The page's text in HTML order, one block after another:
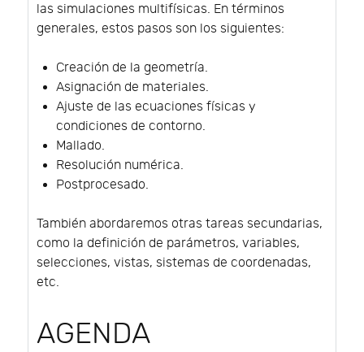
las simulaciones multifísicas. En términos
generales, estos pasos son los siguientes:
Creación de la geometría.
Asignación de materiales.
Ajuste de las ecuaciones físicas y
condiciones de contorno.
Mallado.
Resolución numérica.
Postprocesado.
También abordaremos otras tareas secundarias,
como la definición de parámetros, variables,
selecciones, vistas, sistemas de coordenadas,
etc.
AGENDA